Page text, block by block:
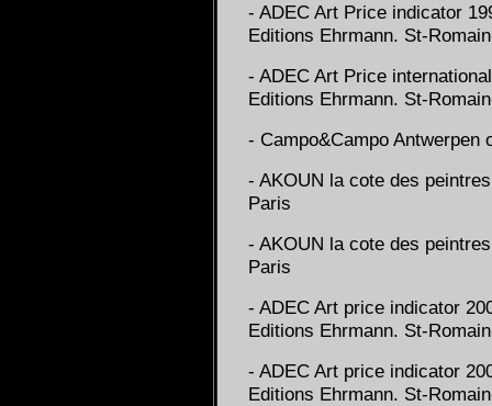
- ADEC Art Price indicator
Editions Ehrmann. St-
- ADEC Art Price
Editions Ehrmann. St-
- Campo&Campo Antwerpen
- AKOUN la cote des
Paris
- AKOUN la cote des
Paris
- ADEC Art price indicator
Editions Ehrmann. St-
- ADEC Art price indicator
Editions Ehrmann. St-